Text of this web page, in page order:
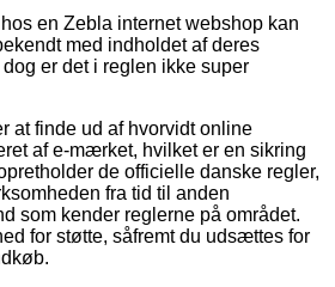
en Zebla internet webshop kan
med indholdet af deres
er det i reglen ikke super
at finde ud af hvorvidt online
af e-mærket, hvilket er en sikring
de officielle danske regler,
fra tid til anden
som kender reglerne på området.
for støtte, såfremt du udsættes for